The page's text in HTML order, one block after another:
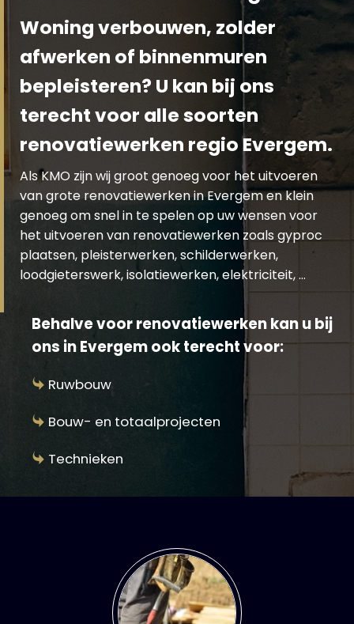
Woning verbouwen, zolder
afwerken of binnenmuren
bepleisteren? U kan bij ons
terecht voor alle soorten
renovatiewerken regio Evergem.
Als KMO zijn wij groot genoeg voor het uitvoeren
van grote renovatiewerken in Evergem en klein
genoeg om snel in te spelen op uw wensen voor
het uitvoeren van renovatiewerken zoals gyproc
plaatsen, pleisterwerken, schilderwerken,
loodgieterswerk, isolatiewerken, elektriciteit, …
Behalve voor renovatiewerken kan u bij
ons in Evergem ook terecht voor:
Ruwbouw
Bouw- en totaalprojecten
Technieken